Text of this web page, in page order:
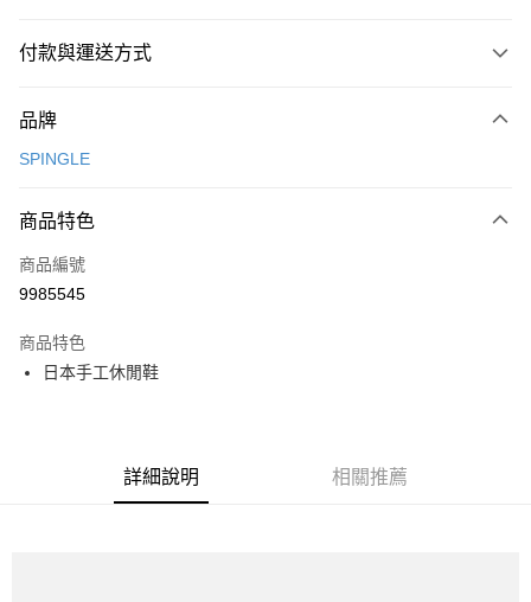
付款與運送方式
信用卡一次付款
LINE Pay
全盈+PAY
全家取貨付款
品牌
SPINGLE
商品特色
商品編號
9985545
商品特色
日本手工休閒鞋
詳細說明 相關推薦